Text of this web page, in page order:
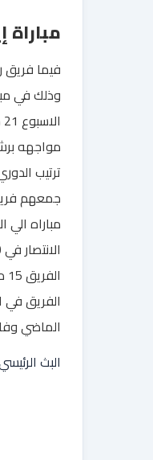
فيما فريق
وذلك في
مواجهه
مباراه
الفريق
الماضي
البث